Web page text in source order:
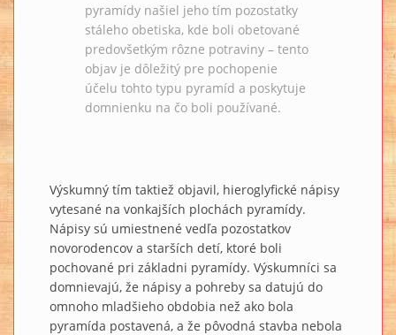
pyramídy našiel jeho tím pozostatky
stáleho obetiska, kde boli obetované
predovšetkým rôzne potraviny – tento
objav je dôležitý pre pochopenie
účelu tohto typu pyramíd a poskytuje
domnienku na čo boli používané.
Výskumný tím taktiež objavil, hieroglyfické nápisy
vytesané na vonkajších plochách pyramídy.
Nápisy sú umiestnené vedľa pozostatkov
novorodencov a starších detí, ktoré boli
pochované pri základni pyramídy. Výskumníci sa
domnievajú, že nápisy a pohreby sa datujú do
omnoho mladšieho obdobia než ako bola
pyramída postavená, a že pôvodná stavba nebola